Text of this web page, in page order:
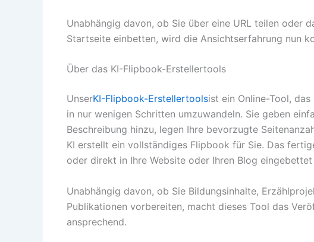
Unabhängig davon, ob Sie über eine URL teilen oder
Startseite einbetten, wird die Ansichtserfahrung nun
Über das KI-Flipbook-Erstellertools
UnserKI-Flipbook-Erstellertoolsist ein Online-Tool,
in nur wenigen Schritten umzuwandeln. Sie geben
Beschreibung hinzu, legen Ihre bevorzugte
KI erstellt ein vollständiges Flipbook für Sie. Das
oder direkt in Ihre Website oder Ihren Blog
Unabhängig davon, ob Sie Bildungsinhalte,
Publikationen vorbereiten, macht dieses Tool das
ansprechend.